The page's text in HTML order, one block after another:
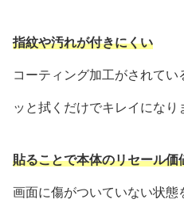
指紋や汚れが付きにくい
コーティング加工がされて
ッと拭くだけでキレイになり
貼ることで本体のリセール価
画面に傷がついていない状態